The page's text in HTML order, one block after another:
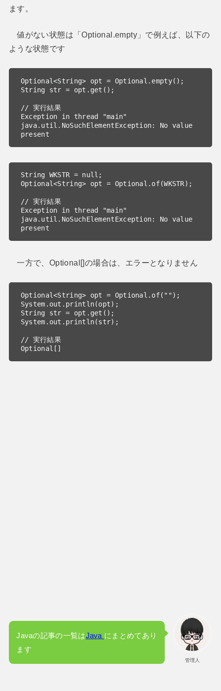
ます。
値がない状態は「Optional.empty」で例えば、以下の
ような状態です
Optional<String> opt = Optional.empty();
String str = opt.get();
// 実行結果
Exception in thread "main"
java.util.NoSuchElementException: No value
present
String WKSTR = null;
Optional<String> opt = Optional.of(WKSTR);
// 実行結果
Exception in thread "main"
java.util.NoSuchElementException: No value
present
一方で、Optional[]の場合は、エラーとなりません
Optional<String> opt = Optional.of("");
System.out.println(opt);
String str = opt.get();
System.out.println(str);
// 実行結果
Optional[]
管理人
Javaの記事の一覧はJava にまとめてあり
ます